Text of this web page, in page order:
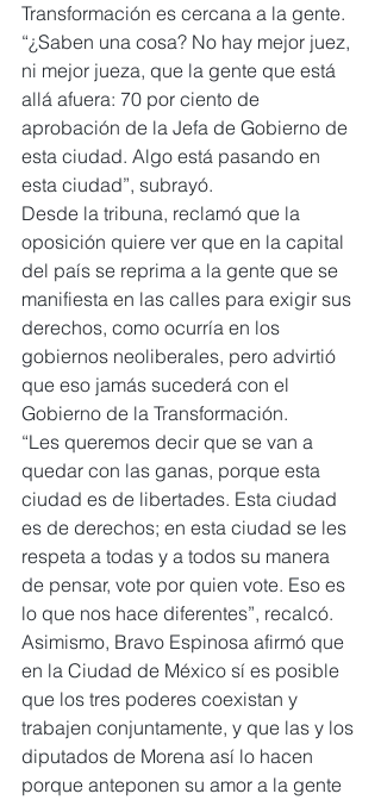
Transformación es cercana a la gente.
“¿Saben una cosa? No hay mejor juez,
ni mejor jueza, que la gente que está
allá afuera: 70 por ciento de
aprobación de la Jefa de Gobierno de
esta ciudad. Algo está pasando en
esta ciudad”, subrayó.
Desde la tribuna, reclamó que la
oposición quiere ver que en la capital
del país se reprima a la gente que se
manifiesta en las calles para exigir sus
derechos, como ocurría en los
gobiernos neoliberales, pero advirtió
que eso jamás sucederá con el
Gobierno de la Transformación.
“Les queremos decir que se van a
quedar con las ganas, porque esta
ciudad es de libertades. Esta ciudad
es de derechos; en esta ciudad se les
respeta a todas y a todos su manera
de pensar, vote por quien vote. Eso es
lo que nos hace diferentes”, recalcó.
Asimismo, Bravo Espinosa afirmó que
en la Ciudad de México sí es posible
que los tres poderes coexistan y
trabajen conjuntamente, y que las y los
diputados de Morena así lo hacen
porque anteponen su amor a la gente